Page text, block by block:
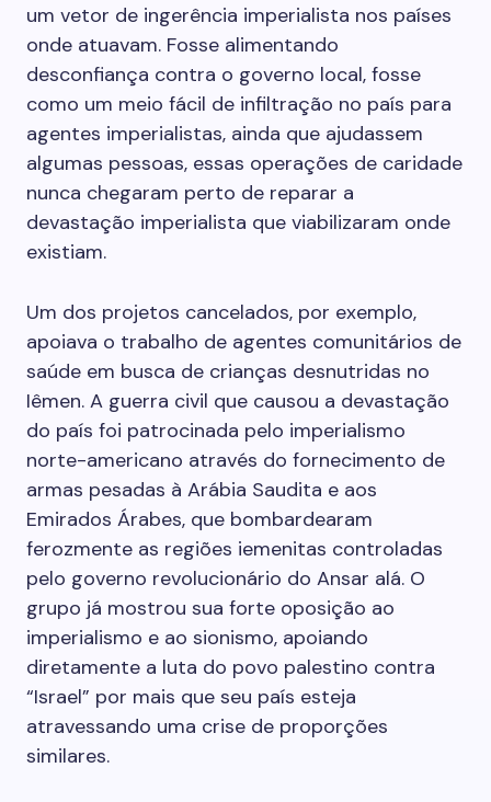
um vetor de ingerência imperialista nos países
onde atuavam. Fosse alimentando
desconfiança contra o governo local, fosse
como um meio fácil de infiltração no país para
agentes imperialistas, ainda que ajudassem
algumas pessoas, essas operações de caridade
nunca chegaram perto de reparar a
devastação imperialista que viabilizaram onde
existiam.
Um dos projetos cancelados, por exemplo,
apoiava o trabalho de agentes comunitários de
saúde em busca de crianças desnutridas no
Iêmen. A guerra civil que causou a devastação
do país foi patrocinada pelo imperialismo
norte-americano através do fornecimento de
armas pesadas à Arábia Saudita e aos
Emirados Árabes, que bombardearam
ferozmente as regiões iemenitas controladas
pelo governo revolucionário do Ansar alá. O
grupo já mostrou sua forte oposição ao
imperialismo e ao sionismo, apoiando
diretamente a luta do povo palestino contra
“Israel” por mais que seu país esteja
atravessando uma crise de proporções
similares.